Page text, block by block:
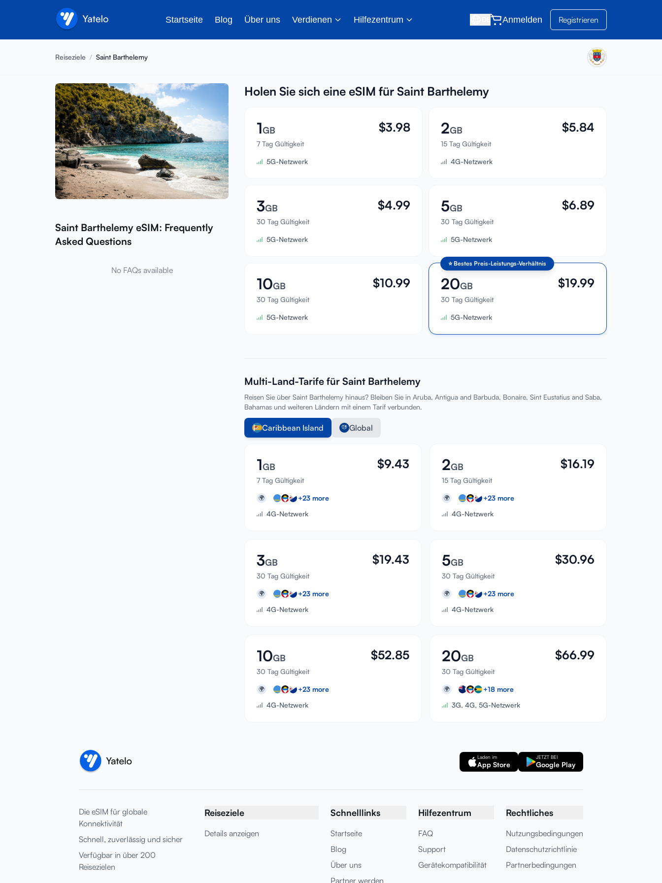
Startseite Blog Über uns Verdienen Hilfezentrum Anmelden Registrieren
Reiseziele / Saint Barthelemy
Saint Barthelemy eSIM: Frequently
Asked Questions
No FAQs available
Holen Sie sich eine eSIM für Saint Barthelemy
1GB
7 Tag Gültigkeit
$3.98
5G-Netzwerk
2GB
15 Tag Gültigkeit
$5.84
4G-Netzwerk
3GB
30 Tag Gültigkeit
$4.99
5G-Netzwerk
5GB
30 Tag Gültigkeit
$6.89
5G-Netzwerk
10GB
30 Tag Gültigkeit
$10.99
5G-Netzwerk
⭐ Bestes Preis-Leistungs-Verhältnis
20GB
30 Tag Gültigkeit
$19.99
5G-Netzwerk
Multi-Land-Tarife für Saint Barthelemy
Reisen Sie über Saint Barthelemy hinaus? Bleiben Sie in Aruba, Antigua and Barbuda, Bonaire, Sint Eustatius and Saba,
Bahamas und weiteren Ländern mit einem Tarif verbunden.
Caribbean Island Global
1GB
7 Tag Gültigkeit
$9.43
🌍 +23 more
4G-Netzwerk
2GB
15 Tag Gültigkeit
$16.19
🌍 +23 more
4G-Netzwerk
3GB
30 Tag Gültigkeit
$19.43
🌍 +23 more
4G-Netzwerk
5GB
30 Tag Gültigkeit
$30.96
🌍 +23 more
4G-Netzwerk
10GB
30 Tag Gültigkeit
$52.85
🌍 +23 more
4G-Netzwerk
20GB
30 Tag Gültigkeit
$66.99
🌍 +18 more
3G, 4G, 5G-Netzwerk
Laden im
App Store
JETZT BEI
Google Play
Die eSIM für globale
Konnektivität
Schnell, zuverlässig und sicher
Verfügbar in über 200
Reisezielen
Reiseziele
Details anzeigen
Schnelllinks
Startseite
Blog
Über uns
Partner werden
Hilfezentrum
FAQ
Support
Gerätekompatibilität
Rechtliches
Nutzungsbedingungen
Datenschutzrichtlinie
Partnerbedingungen